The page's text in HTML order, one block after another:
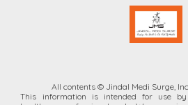
All contents © Jindal Medi Surge,
This information is intended for
use